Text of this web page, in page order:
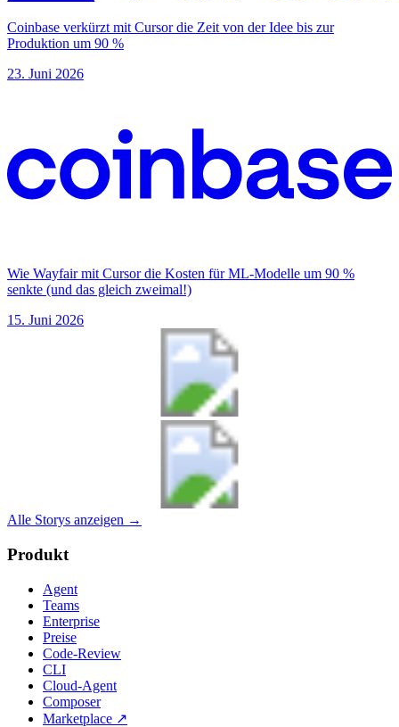
Coinbase verkürzt mit Cursor die Zeit von der Idee bis zur
Produktion um 90 %
23. Juni 2026
Wie Wayfair mit Cursor die Kosten für ML-Modelle um 90 %
senkte (und das gleich zweimal!)
15. Juni 2026
Alle Storys anzeigen →
Produkt
Agent
Teams
Enterprise
Preise
Code-Review
CLI
Cloud-Agent
Composer
Marketplace ↗